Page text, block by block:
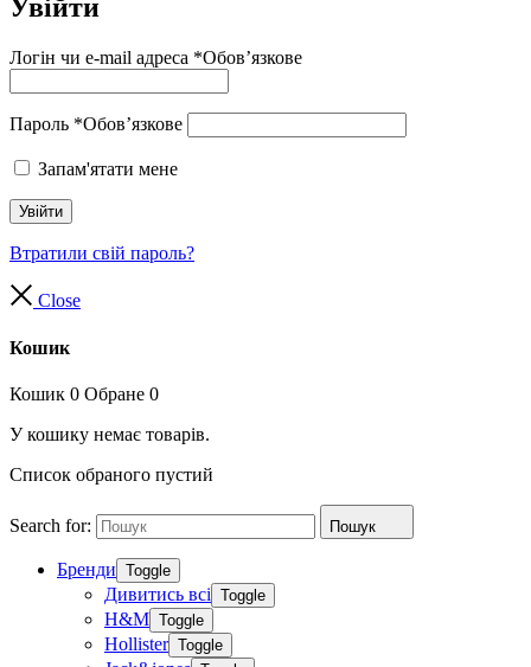
Увійти
Логін чи e-mail адреса *Обов’язкове
Пароль *Обов’язкове
Запам'ятати мене
Увійти
Втратили свій пароль?
Close
Кошик
Кошик 0 Обране 0
У кошику немає товарів.
Список обраного пустий
Search for: Пошук
Бренди Toggle
Дивитись всі Toggle
H&M Toggle
Hollister Toggle